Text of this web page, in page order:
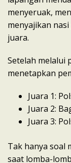
menyeruak,
menyajikan
juara.
​Setelah melalui
menetapkan
​Juara 1:
​Juara 2:
​Juara 3:
​​Tak hanya soal
saat lomba-